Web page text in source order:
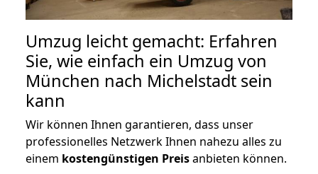
Umzug leicht gemacht: Erfahren
Sie, wie einfach ein Umzug von
München nach Michelstadt sein
kann
Wir können Ihnen garantieren, dass unser
professionelles Netzwerk Ihnen nahezu alles zu
einem kostengünstigen Preisanbieten können.